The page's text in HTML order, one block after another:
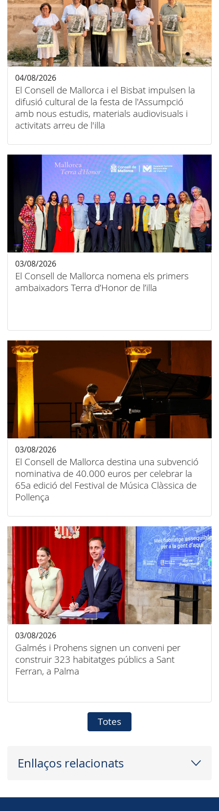
El Consell de Mallorca i el Bisbat impulsen la
difusió cultural de la festa de l'Assumpció
amb nous estudis, materials audiovisuals i
activitats arreu de l'illa
04/08/2026
El Consell de Mallorca nomena els primers
ambaixadors Terra d’Honor de l’illa
03/08/2026
El Consell de Mallorca destina una subvenció
nominativa de 40.000 euros per celebrar la
65a edició del Festival de Música Clàssica de
Pollença
03/08/2026
Galmés i Prohens signen un conveni per
construir 323 habitatges públics a Sant
Ferran, a Palma
03/08/2026
Totes
Enllaços relacionats